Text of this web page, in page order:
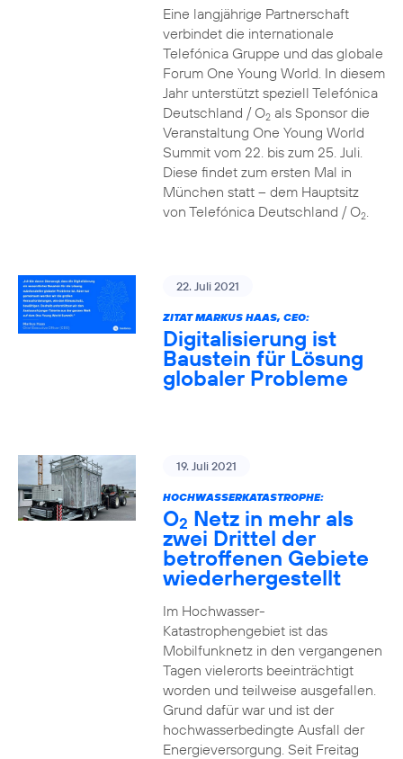
Eine langjährige Partnerschaft
verbindet die internationale
Telefónica Gruppe und das globale
Forum One Young World. In diesem
Jahr unterstützt speziell Telefónica
Deutschland / O2als Sponsor die
Veranstaltung One Young World
Summit vom 22. bis zum 25. Juli.
Diese findet zum ersten Mal in
München statt – dem Hauptsitz
von Telefónica Deutschland / O2.
22. Juli 2021
ZITAT MARKUS HAAS, CEO:
Digitalisierung ist
Baustein für Lösung
globaler Probleme
19. Juli 2021
HOCHWASSERKATASTROPHE:
O2 Netz in mehr als
zwei Drittel der
betroffenen Gebiete
wiederhergestellt
Im Hochwasser-
Katastrophengebiet ist das
Mobilfunknetz in den vergangenen
Tagen vielerorts beeinträchtigt
worden und teilweise ausgefallen.
Grund dafür war und ist der
hochwasserbedingte Ausfall der
Energieversorgung. Seit Freitag